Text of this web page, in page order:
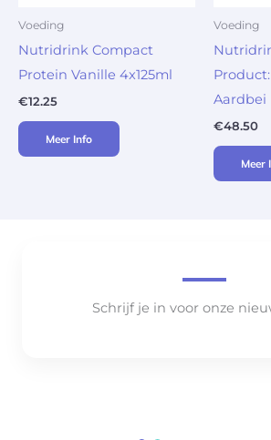
Voeding
Nutridrink Compact
Protein Vanille 4x125ml
€12.25
Meer Info
Voeding
Aardbei
€48.50
Meer
Schrijf je in voor onze